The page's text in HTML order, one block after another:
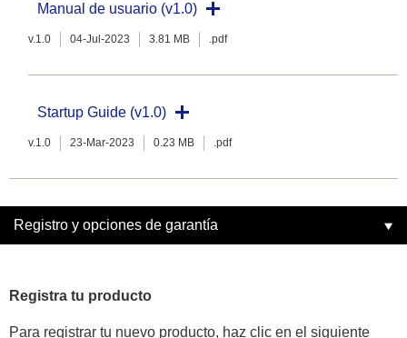
Manual de usuario (v1.0)
v.1.0 04-Jul-2023 3.81 MB .pdf
Startup Guide (v1.0)
v.1.0 23-Mar-2023 0.23 MB .pdf
Registro y opciones de garantía
Registra tu producto
Para registrar tu nuevo producto, haz clic en el siguiente